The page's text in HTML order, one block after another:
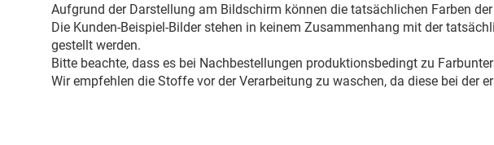
Aufgrund der Darstellung am Bildschirm können die tatsächlichen Farben
Die Kunden-Beispiel-Bilder stehen in keinem Zusammenhang mit der
gestellt werden.
Bitte beachte, dass es bei Nachbestellungen produktionsbedingt zu
Wir empfehlen die Stoffe vor der Verarbeitung zu waschen, da diese bei der